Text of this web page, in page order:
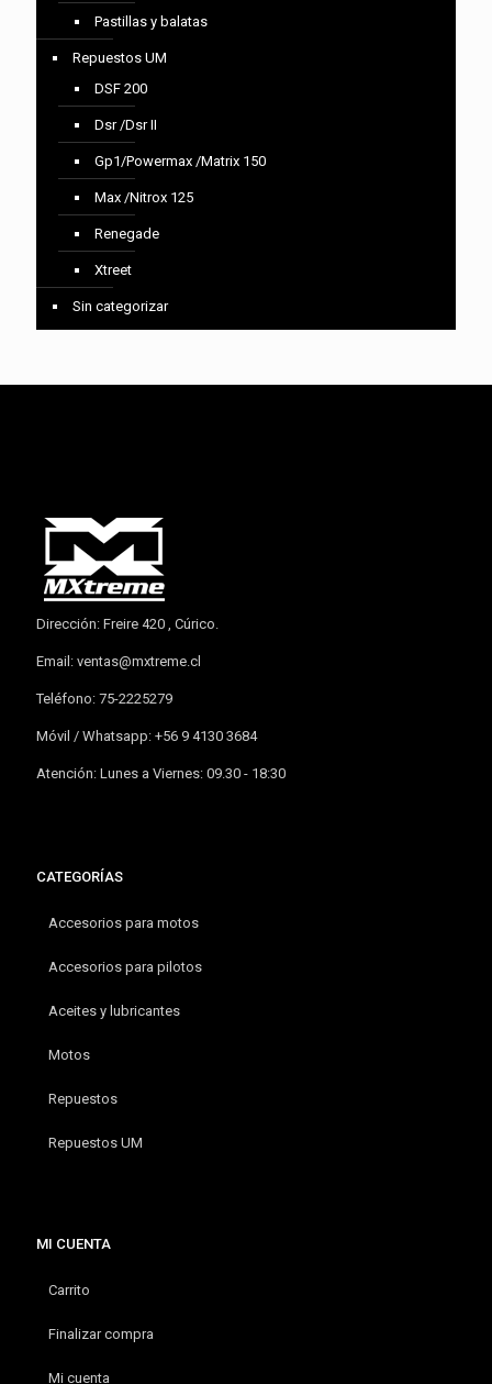
Pastillas y balatas
Repuestos UM
DSF 200
Dsr /Dsr II
Gp1/Powermax /Matrix 150
Max /Nitrox 125
Renegade
Xtreet
Sin categorizar
Dirección: Freire 420 , Cúrico.
Email: ventas@mxtreme.cl
Teléfono: 75-2225279
Móvil / Whatsapp: +56 9 4130 3684
Atención: Lunes a Viernes: 09.30 - 18:30
CATEGORÍAS
Accesorios para motos
Accesorios para pilotos
Aceites y lubricantes
Motos
Repuestos
Repuestos UM
MI CUENTA
Carrito
Finalizar compra
Mi cuenta